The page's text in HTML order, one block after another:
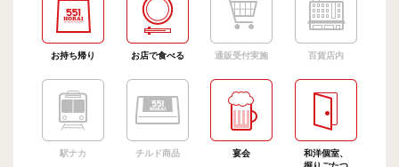
お持ち帰り お店で食べる 通販受付実施 百貨店内
駅ナカ チルド商品 宴会
和洋個室、